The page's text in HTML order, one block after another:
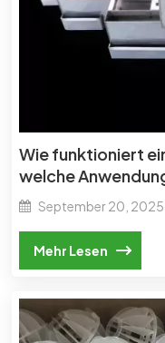
Wie funktioniert
welche
September 20, 2025
Mehr Lesen